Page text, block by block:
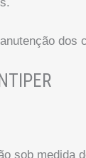
dos
sob medida